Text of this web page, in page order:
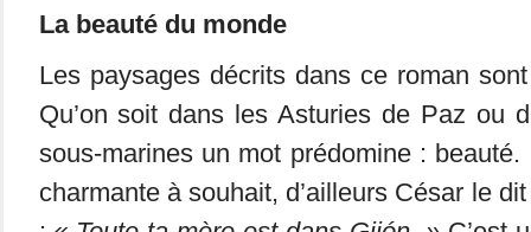
La beauté du monde
Les paysages décrits dans ce roman
Qu’on soit dans les Asturies de Paz ou
sous-marines un mot prédomine :
charmante à souhait, d’ailleurs César le